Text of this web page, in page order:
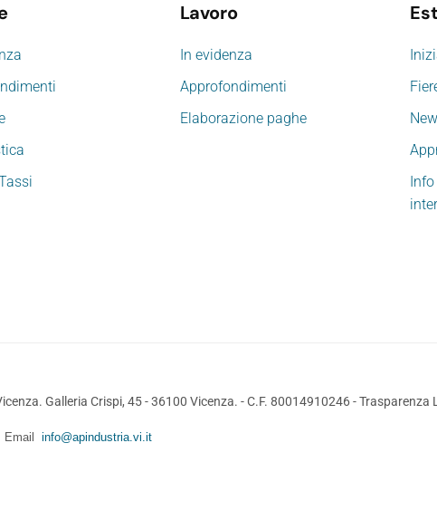
Lavoro
In evidenza
Approfondimenti
Elaborazione paghe
Galleria Crispi, 45 - 36100 Vicenza. - C.F. 80014910246 -Trasparenza
Email info@apindustria.vi.it